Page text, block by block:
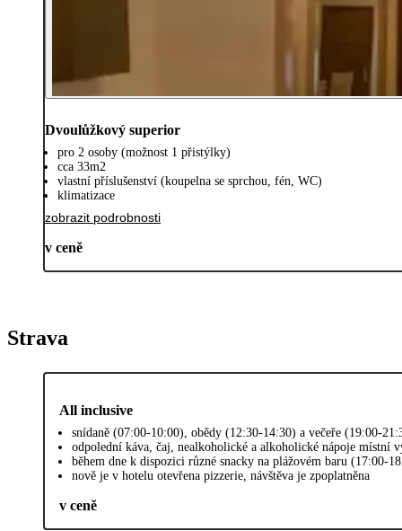
Dvoulůžkový superior
pro 2 osoby (možnost 1 přistýlky)
cca 33m2
vlastní příslušenství (koupelna se sprchou, fén, WC)
klimatizace
zobrazit podrobnosti
v ceně
Strava
All inclusive
snídaně (07:00-10:00), obědy (12:30-14:30) a večeře (19:00-
odpolední káva, čaj, nealkoholické a alkoholické nápoje místní
během dne k dispozici různé snacky na plážovém baru (17:00-
nově je v hotelu otevřena pizzerie, návštěva je zpoplatněna
v ceně